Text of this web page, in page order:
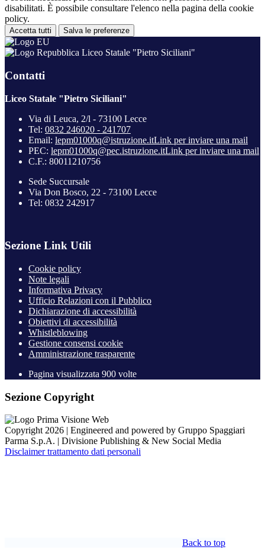
disabilitati. È possibile consultare l'elenco nella pagina della cookie
policy.
Accetta tutti Salva le preferenze
Liceo Statale "Pietro Siciliani"
Contatti
Liceo Statale "Pietro Siciliani"
Via di Leuca, 2/l - 73100 Lecce
Tel: 0832 246020 - 241707
Email: lepm01000q@istruzione.itLink per inviare una mail
PEC: lepm01000q@pec.istruzione.itLink per inviare una mail
C.F.: 80011210756
Sede Succursale
Via Don Bosco, 22 - 73100 Lecce
Tel: 0832 242917
Sezione Link Utili
Cookie policy
Note legali
Informativa Privacy
Ufficio Relazioni con il Pubblico
Dichiarazione di accessibilità
Obiettivi di accessibilità
Whistleblowing
Gestione consensi cookie
Amministrazione trasparente
Pagina visualizzata 900 volte
Sezione Copyright
Copyright 2026 | Engineered and powered by Gruppo Spaggiari
Parma S.p.A. | Divisione Publishing & New Social Media
Disclaimer trattamento dati personali
Back to top